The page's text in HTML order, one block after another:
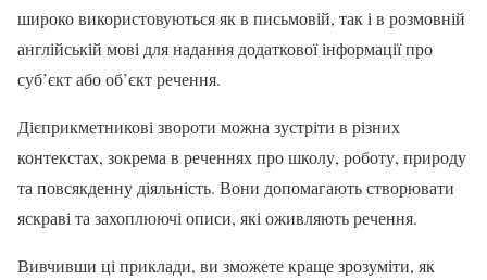
широко використовуються як в письмовій, так і в розмовній
англійській мові для надання додаткової інформації про
суб’єкт або об’єкт речення.
Дієприкметникові звороти можна зустріти в різних
контекстах, зокрема в реченнях про школу, роботу, природу
та повсякденну діяльність. Вони допомагають створювати
яскраві та захоплюючі описи, які оживляють речення.
Вивчивши ці приклади, ви зможете краще зрозуміти, як